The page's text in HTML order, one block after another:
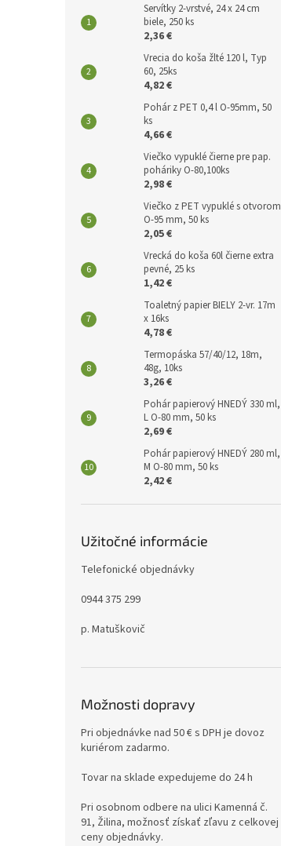
Servítky 2-vrstvé, 24 x 24 cm
biele, 250 ks
2,36 €
Vrecia do koša žlté 120 l, Typ
60, 25ks
4,82 €
Pohár z PET 0,4 l O-95mm, 50
ks
4,66 €
Viečko vypuklé čierne pre pap.
poháriky O-80,100ks
2,98 €
Viečko z PET vypuklé s otvorom
O-95 mm, 50 ks
2,05 €
Vrecká do koša 60l čierne extra
pevné, 25 ks
1,42 €
Toaletný papier BIELY 2-vr. 17m
x 16ks
4,78 €
Termopáska 57/40/12, 18m,
48g, 10ks
3,26 €
Pohár papierový HNEDÝ 330 ml,
L O-80 mm, 50 ks
2,69 €
Pohár papierový HNEDÝ 280 ml,
M O-80 mm, 50 ks
2,42 €
Užitočné informácie
Telefonické objednávky
0944 375 299
p. Matuškovič
Možnosti dopravy
Pri objednávke nad 50 € s DPH je dovoz
kuriérom zadarmo.
Tovar na sklade expedujeme do 24 h
Pri osobnom odbere na ulici Kamenná č.
91, Žilina, možnosť získať zľavu z celkovej
ceny objednávky.